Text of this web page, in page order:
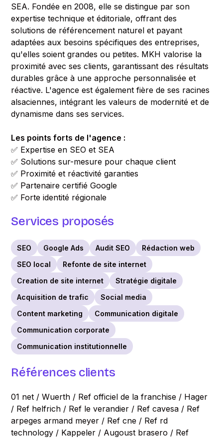
SEA. Fondée en 2008, elle se distingue par son
expertise technique et éditoriale, offrant des
solutions de référencement naturel et payant
adaptées aux besoins spécifiques des entreprises,
qu'elles soient grandes ou petites. MKH valorise la
proximité avec ses clients, garantissant des résultats
durables grâce à une approche personnalisée et
réactive. L'agence est également fière de ses racines
alsaciennes, intégrant les valeurs de modernité et de
dynamisme dans ses services.
Les points forts de l'agence :
✅ Expertise en SEO et SEA
✅ Solutions sur-mesure pour chaque client
✅ Proximité et réactivité garanties
✅ Partenaire certifié Google
✅ Forte identité régionale
Services proposés
SEO Google Ads Audit SEO
Rédaction web
SEO local
Refonte de site internet
Creation de site internet
Stratégie digitale
Acquisition de trafic
Social media
Content marketing
Communication digitale
Communication corporate
Communication institutionnelle
Références clients
01 net / Wuerth / Ref officiel de la franchise / Hager
/ Ref helfrich / Ref le verandier / Ref cavesa / Ref
arpeges armand meyer / Ref cne / Ref rd
technology / Kappeler / Augoust brasero / Ref